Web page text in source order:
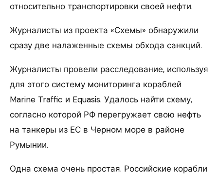
относительно транспортировки своей нефти.
Журналисты из проекта «Схемы» обнаружили
сразу две налаженные схемы обхода санкций.
Журналисты провели расследование, используя
для этого систему мониторинга кораблей
Marine Traffic и Equasis. Удалось найти схему,
согласно которой РФ перегружает свою нефть
на танкеры из ЕС в Черном море в районе
Румынии.
Одна схема очень простая. Российские корабли